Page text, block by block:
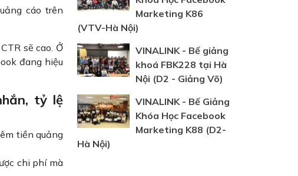
cáo trên
sẽ cao. Ở
đang hiệu
tỷ lệ
tiền quảng
chi phí mà
Marketing K86
(VTV-Hà Nội)
VINALINK - Bế giảng
khoá FBK228 tại Hà
Nội (D2 - Giảng Võ)
VINALINK - Bế Giảng
Khóa Học Facebook
Marketing K88 (D2-
Hà Nội)